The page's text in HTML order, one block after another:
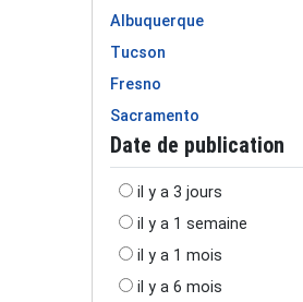
Albuquerque
Tucson
Fresno
Sacramento
Date de publication
il y a 3 jours
il y a 1 semaine
il y a 1 mois
il y a 6 mois